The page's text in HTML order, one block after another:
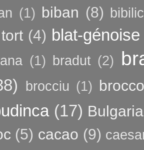
(1) biban (8)
(4) blat-génoise
(1) bradut (2)
brocciu (1)
(17) Bulgaria
(5) cacao (9)